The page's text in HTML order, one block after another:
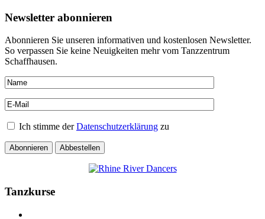
Newsletter abonnieren
Abonnieren Sie unseren informativen und kostenlosen Newsletter.
So verpassen Sie keine Neuigkeiten mehr vom Tanzzentrum
Schaffhausen.
Ich stimme derDatenschutzerklärung zu
Tanzkurse